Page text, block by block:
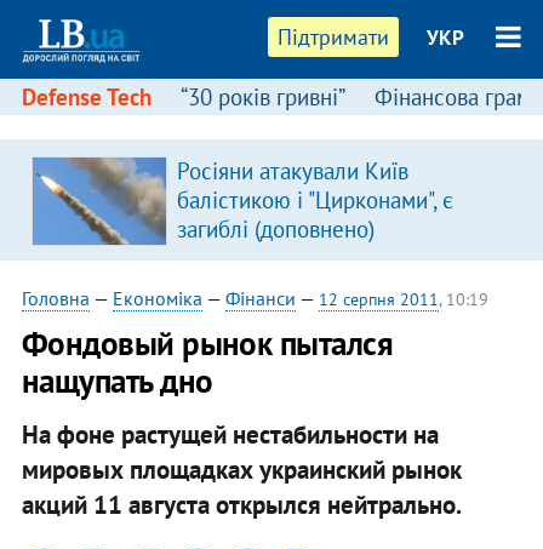
Підтримати УКР
Defense Tech “30 років гривні” Фінансова
Росіяни атакували Київ
балістикою і "Цирконами", є
загиблі (доповнено)
Головна — Економіка — Фінанси — 12 серпня 2011, 10:19
Фондовый рынок пытался
нащупать дно
На фоне растущей нестабильности на
мировых площадках украинский рынок
акций 11 августа открылся нейтрально.